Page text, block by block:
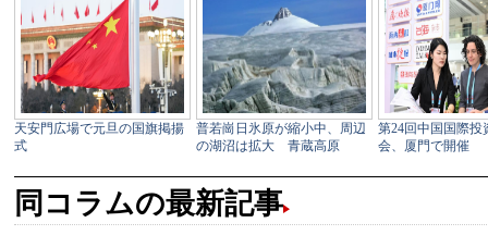
同コラムの最新記事